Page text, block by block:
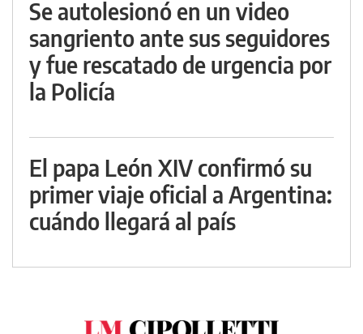
Se autolesionó en un video
sangriento ante sus seguidores
y fue rescatado de urgencia por
la Policía
El papa León XIV confirmó su
primer viaje oficial a Argentina:
cuándo llegará al país